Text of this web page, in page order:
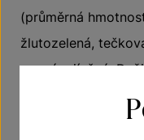
(průměrná
žlutozelená,
pevná, ojíněná.